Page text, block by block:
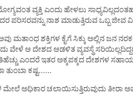
ವ್ಯಕ್ತಿ ಎಂದು ಹೇಳಲು
ಪರಿಸರವನ್ನು ನಾಶ ಮಾಡುತ್ತಿರುವ ಒಬ್ಬ
ಮತಾಂಧ ಶಕ್ತಿಗಳ ಕೈಗೆ ಸಿಕ್ಕು ಅಲ್ಲಿನ ಜನ
ವೇಳೆ ಆ ದೇಶದ ಆಡಳಿತ ವ್ಯವಸ್ಥೆ
ಎಂದರೆ ಇತರ ಅಕ್ಕಪಕ್ಕದ ದೇಶಗಳ
ತುಂಬಾ ಕಷ್ಟ……
ಅಧಿಕಾರ ಚಲಾಯಿಸುತ್ತಿರುವುದು ತೀರಾ